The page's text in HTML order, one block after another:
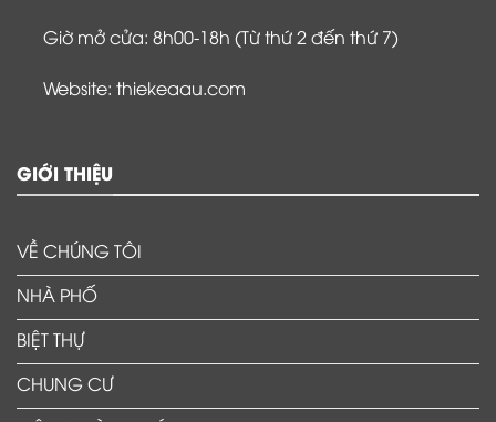
Giờ mở cửa: 8h00-18h (Từ thứ 2 đến thứ 7)
Website: thiekeaau.com
GIỚI THIỆU
VỀ CHÚNG TÔI
NHÀ PHỐ
BIỆT THỰ
CHUNG CƯ